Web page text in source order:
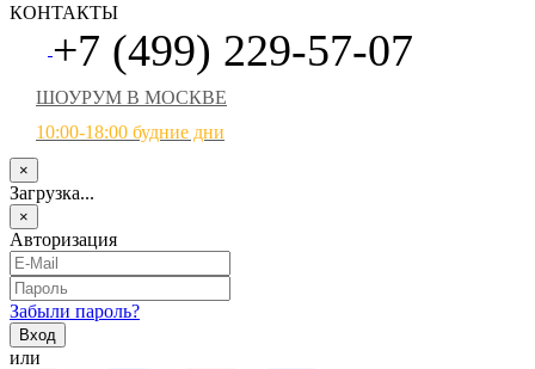
КОНТАКТЫ
+7 (499) 229-57-07
ШОУРУМ В МОСКВЕ
10:00-18:00 будние дни
×
Загрузка...
×
Авторизация
Забыли пароль?
или